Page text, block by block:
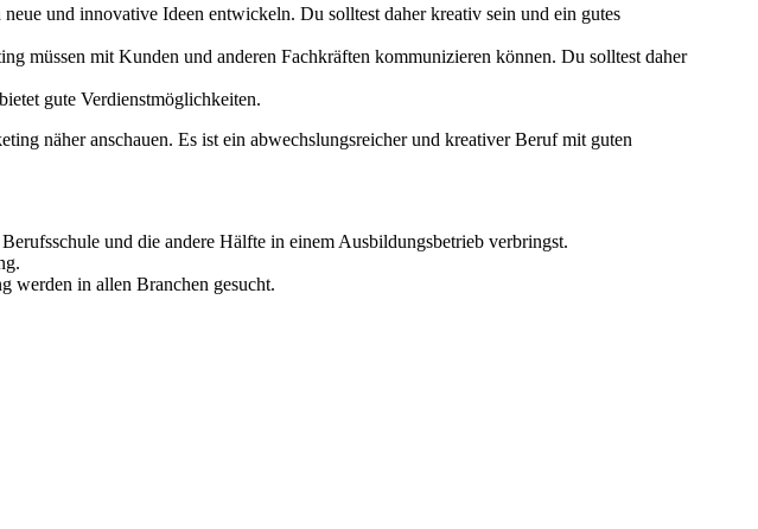
und innovative Ideen entwickeln. Du solltest daher kreativ sein und ein gutes
müssen mit Kunden und anderen Fachkräften kommunizieren können. Du solltest daher
gute Verdienstmöglichkeiten.
näher anschauen. Es ist ein abwechslungsreicher und kreativer Beruf mit guten
und die andere Hälfte in einem Ausbildungsbetrieb verbringst.
werden in allen Branchen gesucht.